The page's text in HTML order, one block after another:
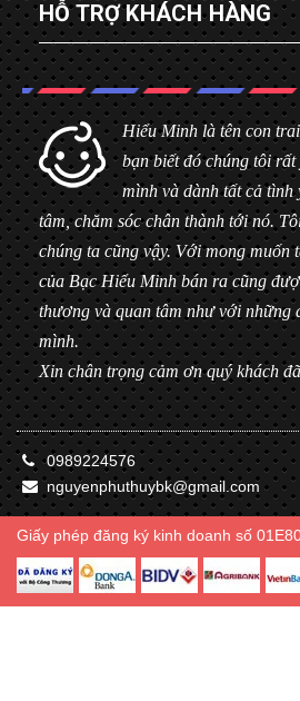
HỖ TRỢ KHÁCH HÀNG
Hiểu Minh là tên con
bạn biết đó chúng tôi
mình và dành tất cả tình
tâm, chăm sóc chân thành tới nó.
chúng ta cũng vậy. Với mong muốn
của Bạc Hiểu Minh bán ra cũng
thương và quan tâm như với những
mình.
Xin chân trọng cảm ơn quý khách
0989224576
nguyenphuthuybk@gmail.com
Giấy phép đăng ký kinh doanh số